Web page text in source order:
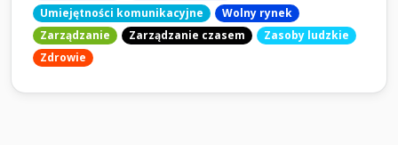
Umiejętności komunikacyjne
Wolny rynek
Zarządzanie
Zarządzanie czasem
Zasoby ludzkie
Zdrowie